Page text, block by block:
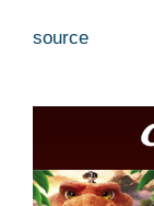
source